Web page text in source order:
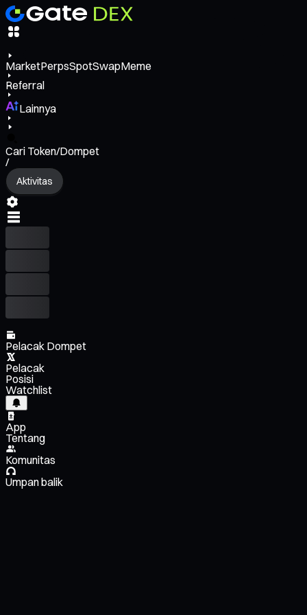
MarketPerpsSpotSwapMeme
Referral
Lainnya
Cari Token/Dompet
/
Aktivitas
Pelacak Dompet
Pelacak
Posisi
Watchlist
App
Tentang
Komunitas
Umpan balik